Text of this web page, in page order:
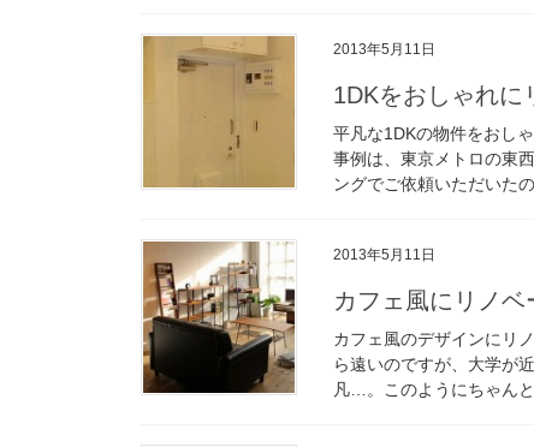
2013年5月11日
1DKをおしゃれに
平凡な1DKの物件をおし
事例は、東京メトロの東
ングでご依頼いただいた
2013年5月11日
カフェ風にリノ
カフェ風のデザインにリ
ら遠いのですが、大学が
凡…。このようにちゃん